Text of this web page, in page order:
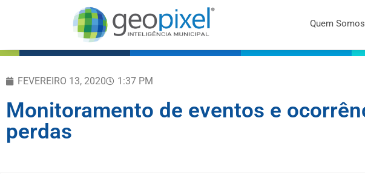
Quem Somos
FEVEREIRO 13, 2020 1:37 PM
Monitoramento de eventos e
perdas